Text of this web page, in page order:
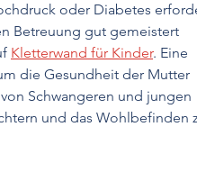
oder Diabetes
Betreuung gut gemeistert
Kletterwand für Kinder. Eine
die Gesundheit der Mutter
Schwangeren und jungen
und das Wohlbefinden